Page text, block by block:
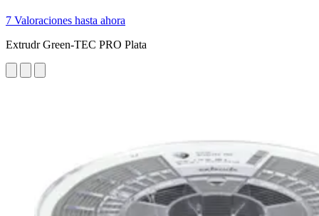
7 Valoraciones hasta ahora
Extrudr Green-TEC PRO Plata